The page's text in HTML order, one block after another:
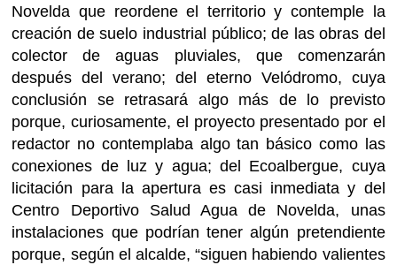
Novelda que reordene el territorio y contemple la
creación de suelo industrial público; de las obras del
colector de aguas pluviales, que comenzarán
después del verano; del eterno Velódromo, cuya
conclusión se retrasará algo más de lo previsto
porque, curiosamente, el proyecto presentado por el
redactor no contemplaba algo tan básico como las
conexiones de luz y agua; del Ecoalbergue, cuya
licitación para la apertura es casi inmediata y del
Centro Deportivo Salud Agua de Novelda, unas
instalaciones que podrían tener algún pretendiente
porque, según el alcalde, “siguen habiendo valientes